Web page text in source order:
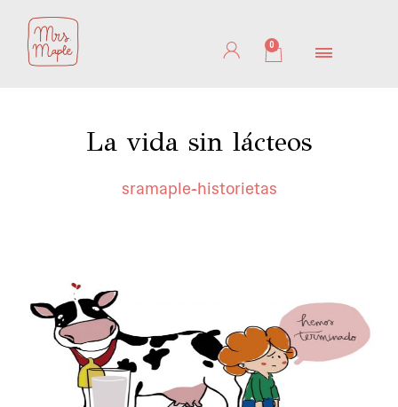
contenido
0
Cart
La vida sin lácteos
sramaple historietas